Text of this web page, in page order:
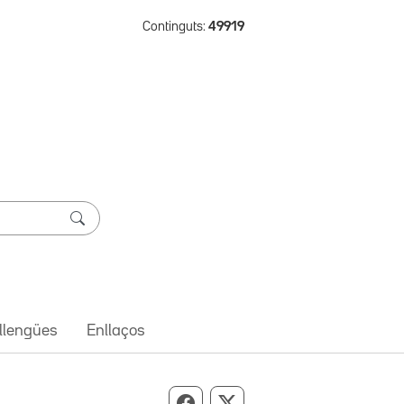
Continguts: 49919
Enllaços